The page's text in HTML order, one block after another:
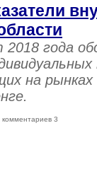
2018 года
на рынках
комментариев 3